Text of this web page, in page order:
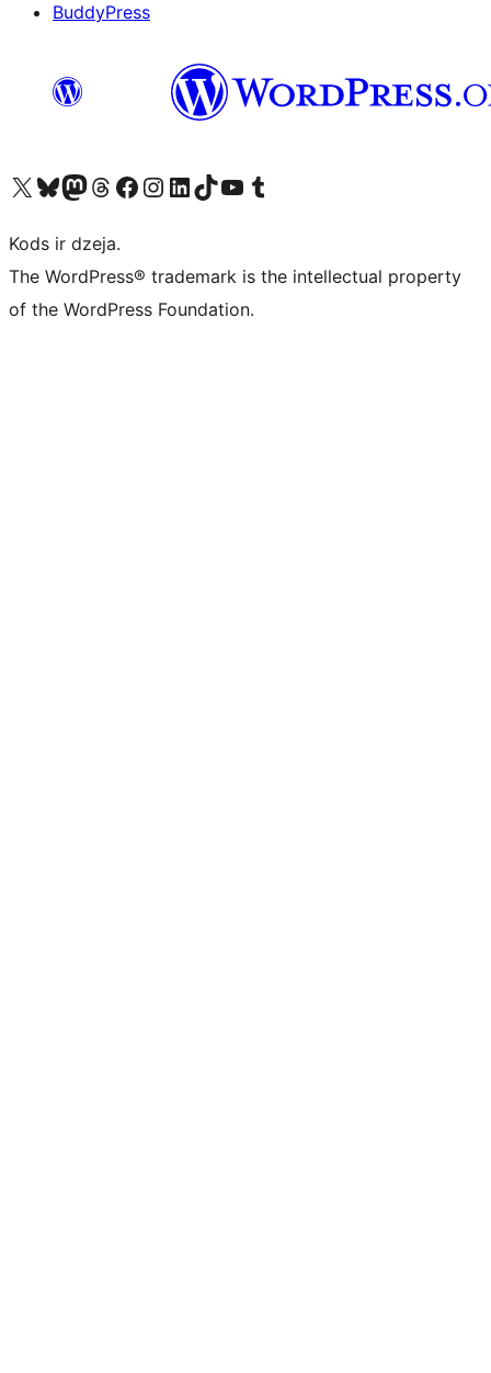
BuddyPress
Apmeklējiet mūsu X (agrāk Twitter) kontu
Apmeklējiet mūsu Bluesky kontu
Apmeklējiet mūsu Mastodon kontu
Apmeklējiet mūsu Threads kontu
Apmeklējiet mūsu Facebook lapuApmeklējiet mūsu Instagram kontu
Apmeklējiet mūsu LinkedIn kontu
Apmeklējiet mūsu TikTok kontu
Apmeklējiet mūsu YouTube kanālu
Apmeklējiet mūsu Tumblr kontu
Kods ir dzeja.
The WordPress® trademark is the intellectual property
of the WordPress Foundation.